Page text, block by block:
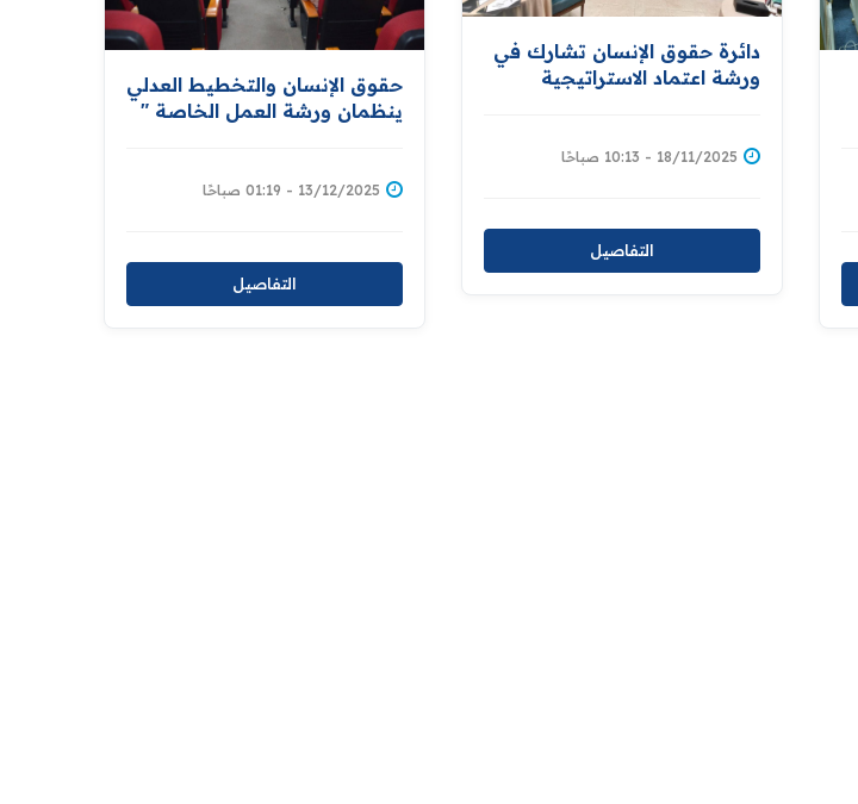
حقوق الإنسان والتخطيط العدلي
ينظمان ورشة العمل الخاصة "
حقوق الإنسان "
13/12/2025 - 01:19 صباحًا
التفاصيل
دائرة حقوق الإنسان تشارك في
ورشة اعتماد الاستراتيجية
المناخي
18/11/2025 - 10:13 صباحًا
التفاصيل